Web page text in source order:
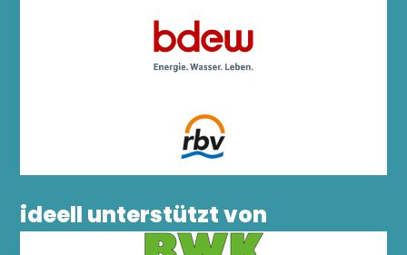
ideell unterstützt von